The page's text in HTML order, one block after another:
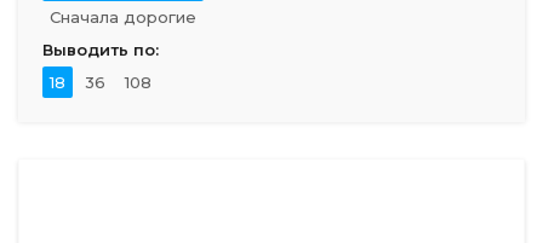
Сначала дорогие
Выводить по:
18
36 108